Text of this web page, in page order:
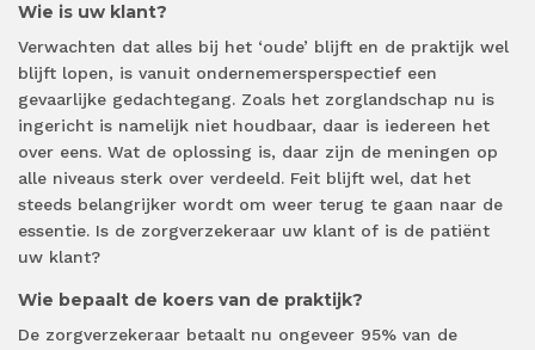
Wie is uw klant?
Verwachten dat alles bij het ‘oude’ blijft en de praktijk wel
blijft lopen, is vanuit ondernemersperspectief een
gevaarlijke gedachtegang. Zoals het zorglandschap nu is
ingericht is namelijk niet houdbaar, daar is iedereen het
over eens. Wat de oplossing is, daar zijn de meningen op
alle niveaus sterk over verdeeld. Feit blijft wel, dat het
steeds belangrijker wordt om weer terug te gaan naar de
essentie. Is de zorgverzekeraar uw klant of is de patiënt
uw klant?
Wie bepaalt de koers van de praktijk?
De zorgverzekeraar betaalt nu ongeveer 95% van de